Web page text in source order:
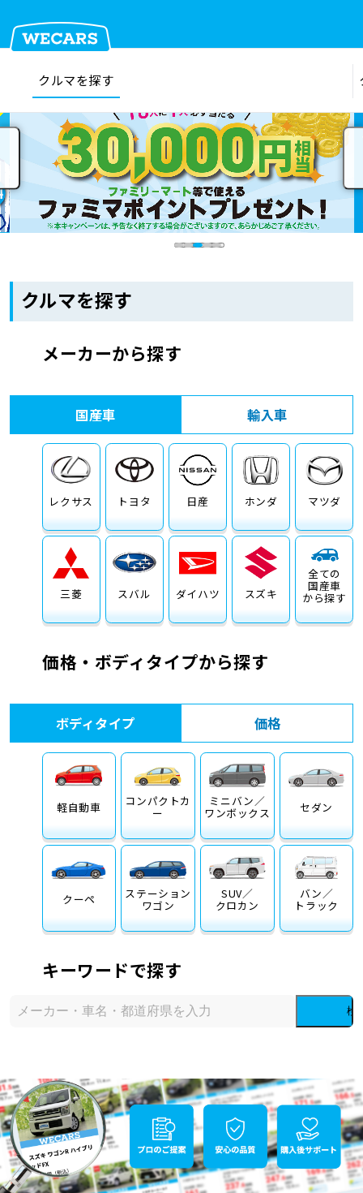
在庫検索
クルマを探す
クルマを売る
車検見積
車検料金・メニュー
品質管理とサポート体制
お役立ち情報
お問い合わせ
クルマを探す
クルマを探す
メーカーから探す
国産車
レクサス トヨタ 日産 ホンダ マツダ
三菱 スバル ダイハツ スズキ
全ての
国産車
から探す
輸入車
価格・ボディタイプから探す
ボディタイプ
軽自動車 コンパクトカ
ー
ミニバン／
ワンボックス セダン
クーペ ステーション
ワゴン
SUV／
クロカン
バン／
トラック
価格
キーワードで探す
検